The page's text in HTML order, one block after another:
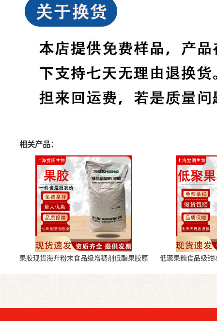
相关产品：
果胶现货海升粉末食品级增稠剂低酯果胶原
低聚果糖食品级甜